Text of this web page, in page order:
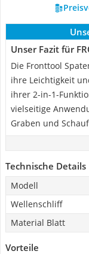
Unser Fazit für
Die Fronttool
ihre Leichtigkeit
ihrer 2-in-1-
vielseitige
Graben und
Technische Details
Modell
Wellenschliff
Material Blatt
Vorteile